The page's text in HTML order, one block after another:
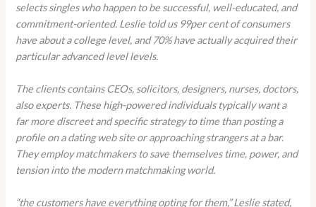
selects singles who happen to be successful, well-educated, and
commitment-oriented. Leslie told us 99per cent of consumers
have about a college level, and 70% have actually acquired their
particular advanced level levels.
The clients contains CEOs, solicitors, designers, nurses, doctors,
also experts. These high-powered individuals typically want a
far more discreet and specific strategy to time than posting a
profile on a dating web site or approaching strangers at a bar.
They employ matchmakers to save themselves time, power, and
tension into the modern matchmaking world.
“the customers have everything opting for them,” Leslie stated,